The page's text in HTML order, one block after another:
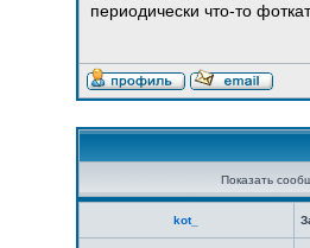
периодически что-то
Показать
kot_